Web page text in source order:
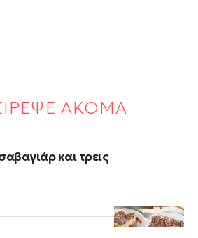
ΑΚΟΜΑ
και τρεις